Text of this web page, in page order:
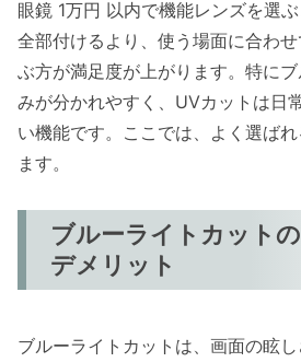
眼鏡 1万円 以内で機能レンズを選
全部付けるより、使う場面に合わ
ぶ方が満足度が上がります。特に
みが分かれやすく、UVカットは日
い機能です。ここでは、よく選ば
ます。
ブルーライトカット
デメリット
ブルーライトカットは、画面の眩